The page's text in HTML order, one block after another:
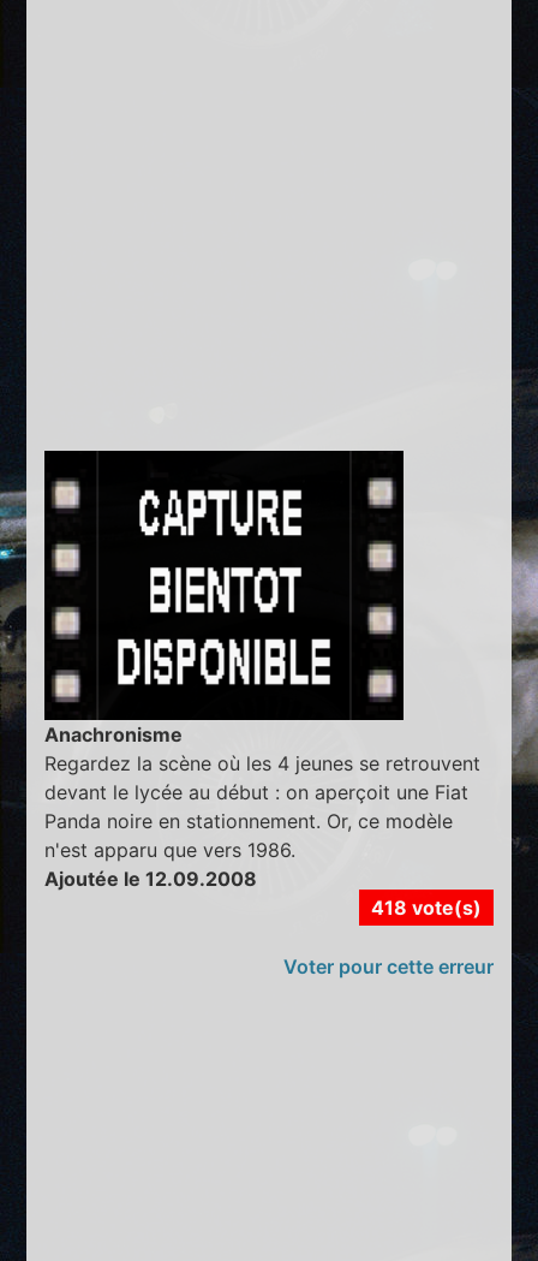
Anachronisme
Regardez la scène où les 4 jeunes se retrouvent
devant le lycée au début : on aperçoit une Fiat
Panda noire en stationnement. Or, ce modèle
n'est apparu que vers 1986.
Ajoutée le 12.09.2008
418 vote(s)
Voter pour cette erreur